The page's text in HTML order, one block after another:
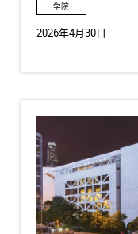
学院
2026年4月30日